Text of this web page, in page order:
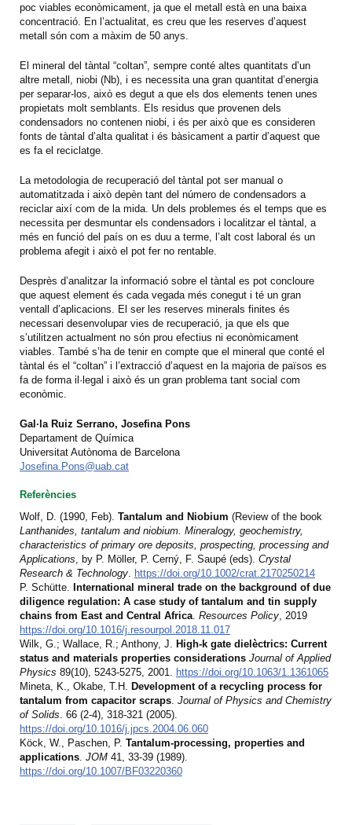
poc viables econòmicament, ja que el metall està en una baixa
concentració. En l’actualitat, es creu que les reserves d’aquest
metall són com a màxim de 50 anys.
El mineral del tàntal “coltan”, sempre conté altes quantitats d’un
altre metall, niobi (Nb), i es necessita una gran quantitat d’energia
per separar-los, això es degut a que els dos elements tenen unes
propietats molt semblants. Els residus que provenen dels
condensadors no contenen niobi, i és per això que es consideren
fonts de tàntal d’alta qualitat i és bàsicament a partir d’aquest que
es fa el reciclatge.
La metodologia de recuperació del tàntal pot ser manual o
automatitzada i això depèn tant del número de condensadors a
reciclar així com de la mida. Un dels problemes és el temps que es
necessita per desmuntar els condensadors i localitzar el tàntal, a
més en funció del país on es duu a terme, l’alt cost laboral és un
problema afegit i això el pot fer no rentable.
Desprès d’analitzar la informació sobre el tàntal es pot concloure
que aquest element és cada vegada més conegut i té un gran
ventall d’aplicacions. El ser les reserves minerals finites és
necessari desenvolupar vies de recuperació, ja que els que
s’utilitzen actualment no són prou efectius ni econòmicament
viables. També s’ha de tenir en compte que el mineral que conté el
tàntal és el “coltan” i l’extracció d’aquest en la majoria de països es
fa de forma il·legal i això és un gran problema tant social com
econòmic.
Gal·la Ruiz Serrano, Josefina Pons
Departament de Química
Universitat Autònoma de Barcelona
Josefina.Pons@uab.cat
Referències
Wolf, D. (1990, Feb). Tantalum and Niobium (Review of the book
Lanthanides, tantalum and niobium. Mineralogy, geochemistry,
characteristics of primary ore deposits, prospecting, processing and
Applications, by P. Möller, P. Cerný, F. Saupé (eds). Crystal
Research & Technology. https://doi.org/10.1002/crat.2170250214
P. Schütte. International mineral trade on the background of due
diligence regulation: A case study of tantalum and tin supply
chains from East and Central Africa. Resources Policy, 2019
https://doi.org/10.1016/j.resourpol.2018.11.017
Wilk, G.; Wallace, R.; Anthony, J. High-k gate dielèctrics: Current
status and materials properties considerations Journal of Applied
Physics 89(10), 5243-5275, 2001. https://doi.org/10.1063/1.1361065
Mineta, K., Okabe, T.H. Development of a recycling process for
tantalum from capacitor scraps. Journal of Physics and Chemistry
of Solids. 66 (2-4), 318-321 (2005).
https://doi.org/10.1016/j.jpcs.2004.06.060
Köck, W., Paschen, P. Tantalum-processing, properties and
applications. JOM 41, 33-39 (1989).
https://doi.org/10.1007/BF03220360